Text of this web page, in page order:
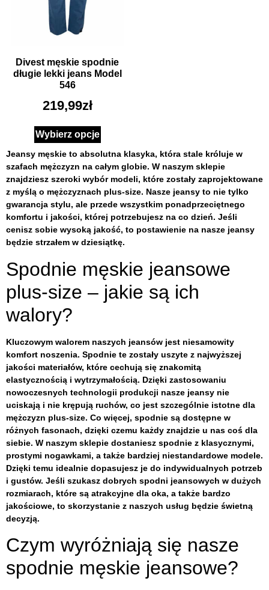
Divest męskie spodnie
długie lekki jeans Model
546
219,99zł
Wybierz opcje
Jeansy męskie to absolutna klasyka, która stale króluje w
szafach mężczyzn na całym globie. W naszym sklepie
znajdziesz szeroki wybór modeli, które zostały zaprojektowane
z myślą o mężczyznach plus-size. Nasze jeansy to nie tylko
gwarancja stylu, ale przede wszystkim ponadprzeciętnego
komfortu i jakości, której potrzebujesz na co dzień. Jeśli
cenisz sobie wysoką jakość, to postawienie na nasze jeansy
będzie strzałem w dziesiątkę.
Spodnie męskie jeansowe
plus-size – jakie są ich
walory?
Kluczowym walorem naszych jeansów jest niesamowity
komfort noszenia. Spodnie te zostały uszyte z najwyższej
jakości materiałów, które cechują się znakomitą
elastycznością i wytrzymałością. Dzięki zastosowaniu
nowoczesnych technologii produkcji nasze jeansy nie
uciskają i nie krępują ruchów, co jest szczególnie istotne dla
mężczyzn plus-size. Co więcej, spodnie są dostępne w
różnych fasonach, dzięki czemu każdy znajdzie u nas coś dla
siebie. W naszym sklepie dostaniesz spodnie z klasycznymi,
prostymi nogawkami, a także bardziej niestandardowe modele.
Dzięki temu idealnie dopasujesz je do indywidualnych potrzeb
i gustów. Jeśli szukasz dobrych spodni jeansowych w dużych
rozmiarach, które są atrakcyjne dla oka, a także bardzo
jakościowe, to skorzystanie z naszych usług będzie świetną
decyzją.
Czym wyróżniają się nasze
spodnie męskie jeansowe?